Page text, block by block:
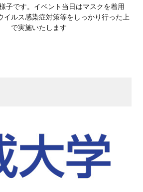
子です。イベント当日はマスクを着用
イルス感染症対策等をしっかり行った上
で実施いたします